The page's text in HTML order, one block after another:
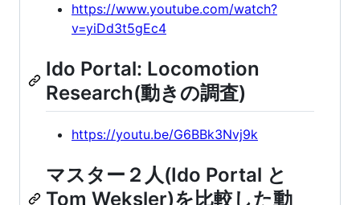
https://www.youtube.com/watch?
v=yiDd3t5gEc4
Ido Portal: Locomotion
Research(動きの調査)
https://youtu.be/G6BBk3Nvj9k
マスター２人(Ido Portal と
Tom Weksler)を比較した動